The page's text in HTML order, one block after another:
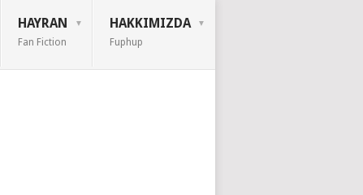
HAYRAN
Fan Fiction
HAKKIMIZDA
Fuphup